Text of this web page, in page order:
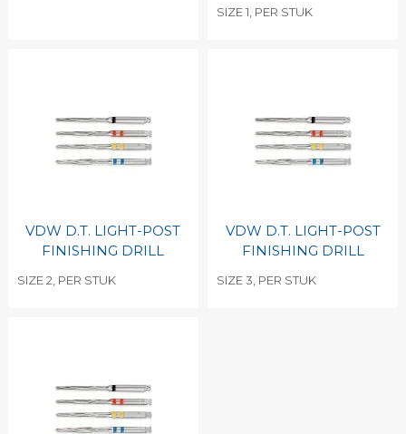
SIZE 1, PER STUK
VDW D.T. LIGHT-POST
FINISHING DRILL
SIZE 2, PER STUK
VDW D.T. LIGHT-POST
FINISHING DRILL
SIZE 3, PER STUK